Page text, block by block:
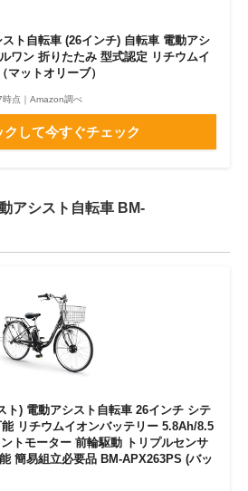
ト自転車 (26インチ) 自転車 電動アシ
ワン 折りたたみ 型式認定 リチウムイ
マットオリーブ）
点｜Amazon調べ
クして今すぐチェック
アシスト自転車 BM-
ト) 電動アシスト自転車 26インチ シテ
リチウムイオンバッテリー 5.8Ah/8.5
トモーター 前輪駆動 トリプルセンサ
簡易組立必要品 BM-APX263PS (バッ